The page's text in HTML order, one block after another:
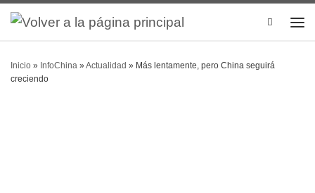
Search
Inicio » InfoChina »Actualidad » Más lentamente, pero China seguirá
creciendo